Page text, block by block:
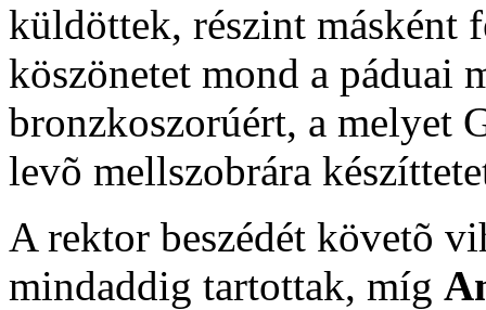
küldöttek, részint másként
köszönetet mond a páduai
bronzkoszorúért, a melyet
levõ mellszobrára
A rektor beszédét követõ
mindaddig tartottak, míg